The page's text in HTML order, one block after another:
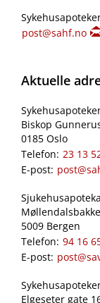
post@sahf.no
Aktuelle
Biskop
0185 Oslo
Telefon: 23 13
E-post:
5009 Bergen
Telefon: 94 16
E-post:
Elgeseter gate